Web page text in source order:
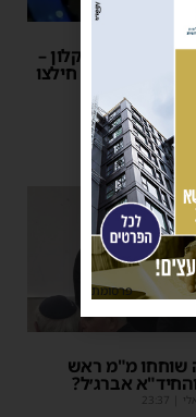
ננעל ברכב באשקלון –
האשדודים חילצו
שוחחו מ"מ ראש
אברג׳ל?
23:37
פרסומת